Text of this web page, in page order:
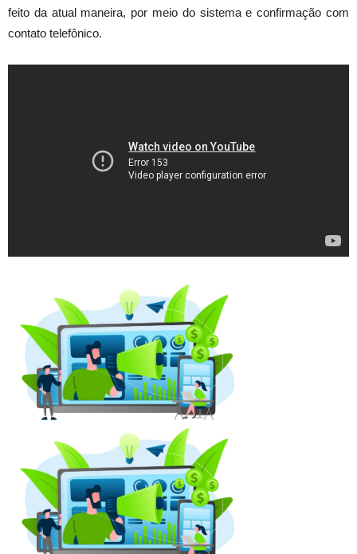
feito da atual maneira, por meio do sistema e confirmação com
contato telefônico.